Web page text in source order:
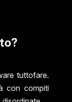
tuttofare.
con compiti